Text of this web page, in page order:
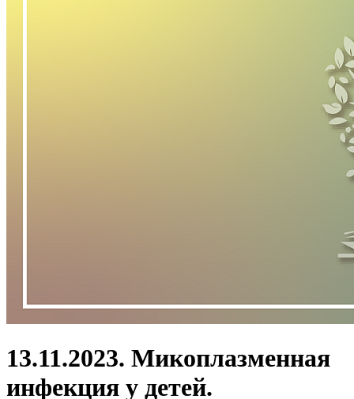
13.11.2023. Микоплазменная
инфекция у детей.